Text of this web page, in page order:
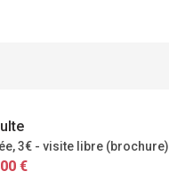
3€ - visite libre (brochure)
€